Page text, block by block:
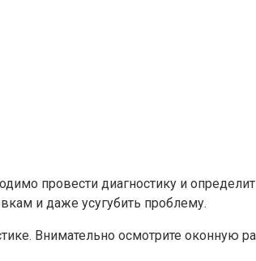
провести диагностику и
и даже усугубить проблему.
Внимательно осмотрите оконную